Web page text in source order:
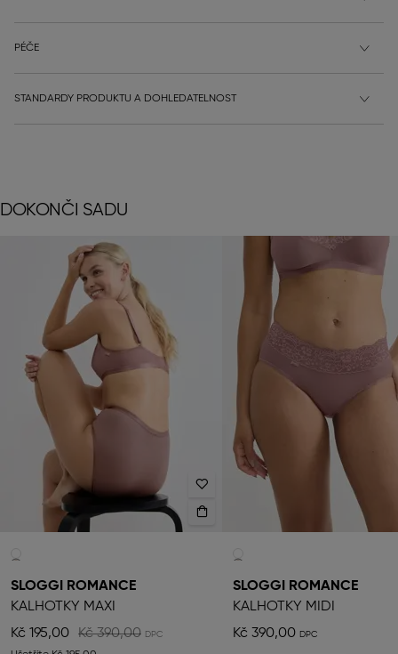
PÉČE
STANDARDY PRODUKTU A DOHLEDATELNOST
DOKONČI SADU
SLOGGI ROMANCE
KALHOTKY MAXI
Kč 195,00
Kč 390,00
SLOGGI ROMANCE
KALHOTKY MIDI
Kč 390,00